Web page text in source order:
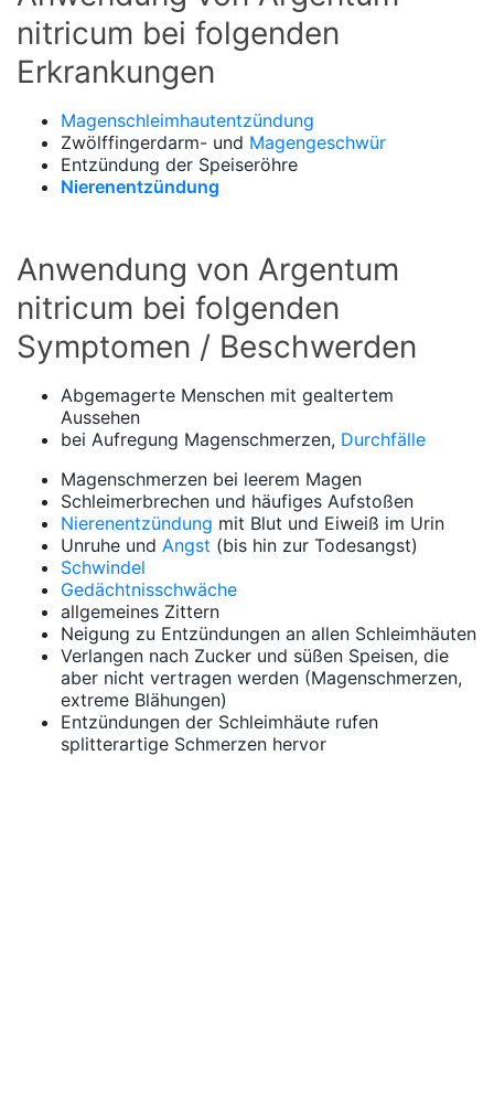
nitricum bei folgenden
Erkrankungen
Magenschleimhautentzündung
Zwölffingerdarm- und Magengeschwür
Entzündung der Speiseröhre
Nierenentzündung
Anwendung von Argentum
nitricum bei folgenden
Symptomen / Beschwerden
Abgemagerte Menschen mit gealtertem
Aussehen
bei Aufregung Magenschmerzen, Durchfälle
Magenschmerzen bei leerem Magen
Schleimerbrechen und häufiges Aufstoßen
Nierenentzündung mit Blut und Eiweiß im Urin
Unruhe und Angst (bis hin zur Todesangst)
Schwindel
Gedächtnisschwäche
allgemeines Zittern
Neigung zu Entzündungen an allen Schleimhäuten
Verlangen nach Zucker und süßen Speisen, die
aber nicht vertragen werden (Magenschmerzen,
extreme Blähungen)
Entzündungen der Schleimhäute rufen
splitterartige Schmerzen hervor